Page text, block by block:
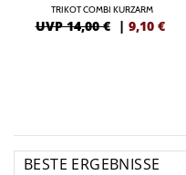
TRIKOT COMBI KURZARM
UVP 14,00 € | 9,10 €